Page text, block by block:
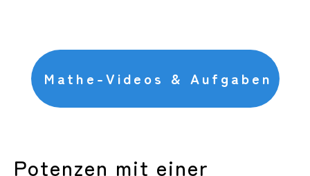
Mathe-Videos & Aufgaben
Potenzen mit einer